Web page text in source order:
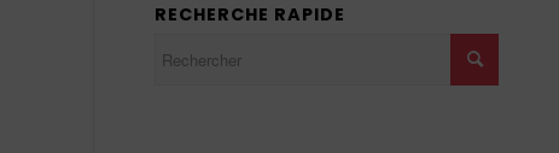
RECHERCHE RAPIDE